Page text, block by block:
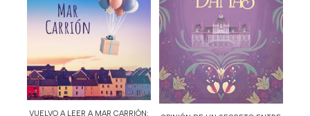
VUELVO A LEER A MAR CARRIÓN: